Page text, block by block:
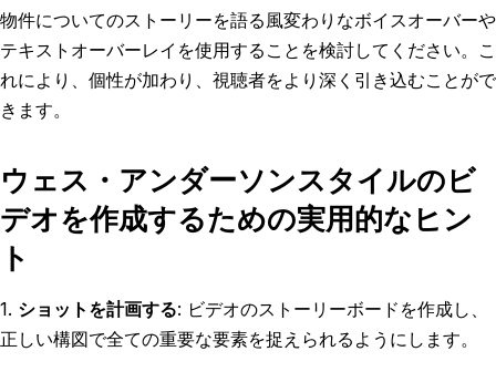
物件についてのストーリーを語る風変わりなボイスオーバーや
テキストオーバーレイを使用することを検討してください。こ
れにより、個性が加わり、視聴者をより深く引き込むことがで
きます。
ウェス・アンダーソンスタイルのビ
デオを作成するための実用的なヒン
ト
1. ショットを計画する: ビデオのストーリーボードを作成し、
正しい構図で全ての重要な要素を捉えられるようにします。